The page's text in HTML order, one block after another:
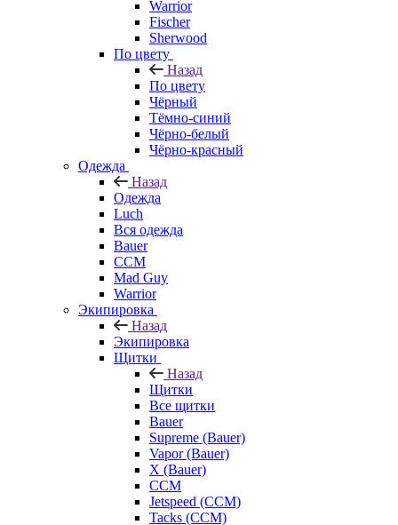
Warrior
Fischer
Sherwood
По цвету
Назад
По цвету
Чёрный
Тёмно-синий
Чёрно-белый
Чёрно-красный
Одежда
Назад
Одежда
Luch
Вся одежда
Bauer
CCM
Mad Guy
Warrior
Экипировка
Назад
Экипировка
Щитки
Назад
Щитки
Все щитки
Bauer
Supreme (Bauer)
Vapor (Bauer)
X (Bauer)
CCM
Jetspeed (CCM)
Tacks (CCM)